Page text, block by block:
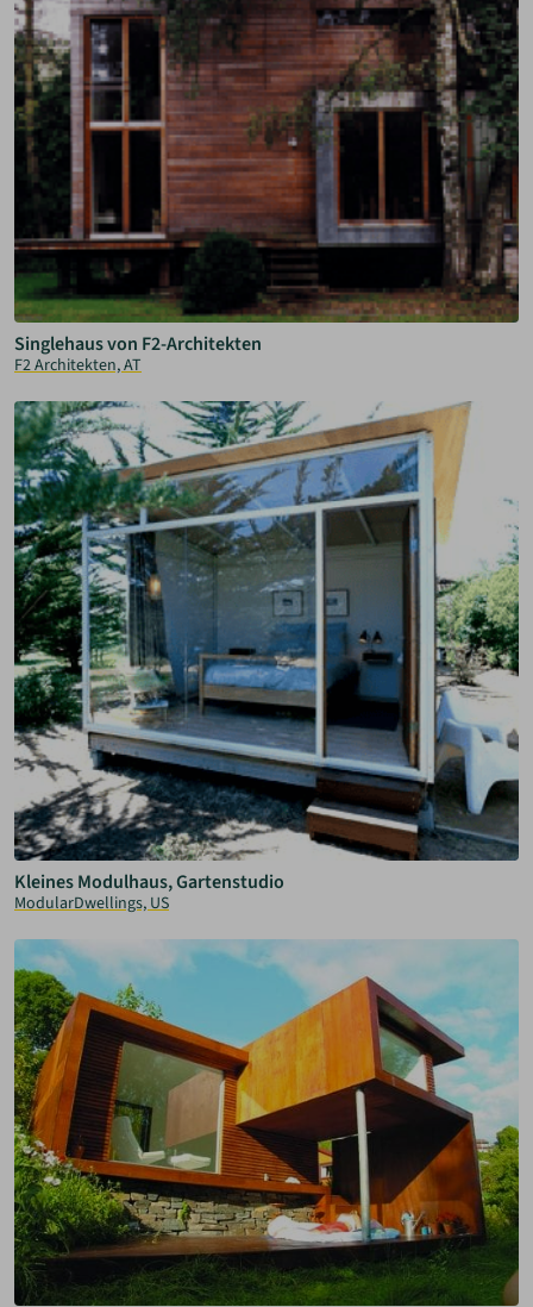
Singlehaus von F2-Architekten
F2 Architekten, AT
Kleines Modulhaus, Gartenstudio
ModularDwellings, US